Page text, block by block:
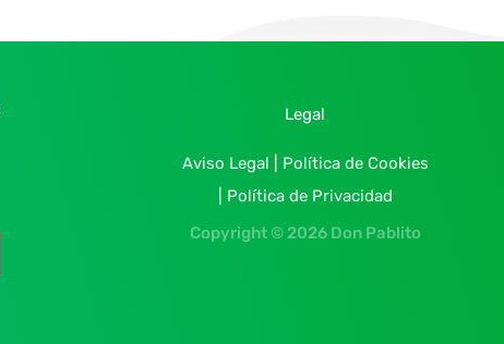
Legal
Aviso Legal
Política de Cookies
Política de Privacidad
Copyright © 2026 Don Pablito